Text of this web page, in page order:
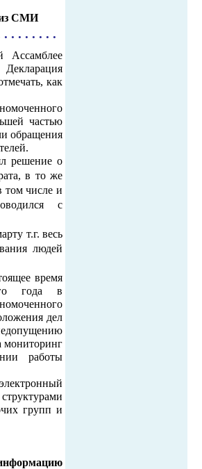
"Веб-студия Тира"
СМИ
. . . . . . .
Ассамблее
как
частью
обращения
решение о
в то же
том числе и
с
т.г. весь
людей
время
года в
дел
мониторинг
работы
групп и